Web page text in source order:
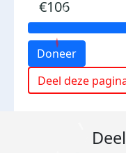
€106
Doneer
Deel deze